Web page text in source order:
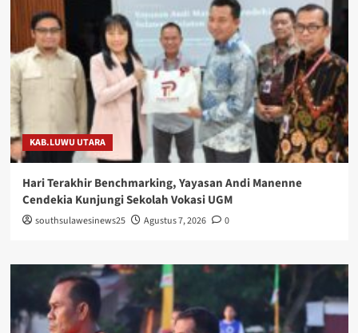
KAB.LUWU UTARA
Hari Terakhir Benchmarking, Yayasan Andi Manenne
Cendekia Kunjungi Sekolah Vokasi UGM
southsulawesinews25 Agustus 7, 2026 0